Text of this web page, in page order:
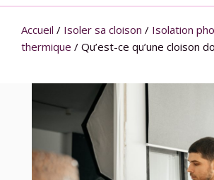
Accueil / Isoler sa cloison / Isolation
thermique / Qu’est-ce qu’une cloison